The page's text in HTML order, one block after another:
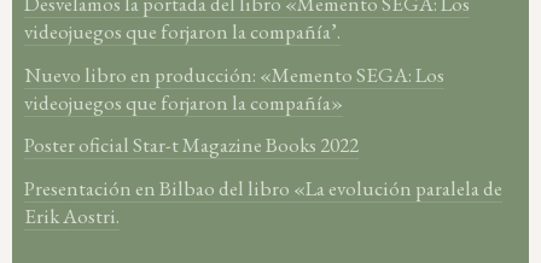
videojuegos que forjaron la compañía’.
Nuevo libro en producción: «Memento SEGA: Los
videojuegos que forjaron la compañía»
Poster oficial Star-t Magazine Books 2022
Presentación en Bilbao del libro «La evolución paralela de
Erik Aostri.